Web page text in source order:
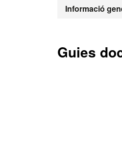
Informació
Guies